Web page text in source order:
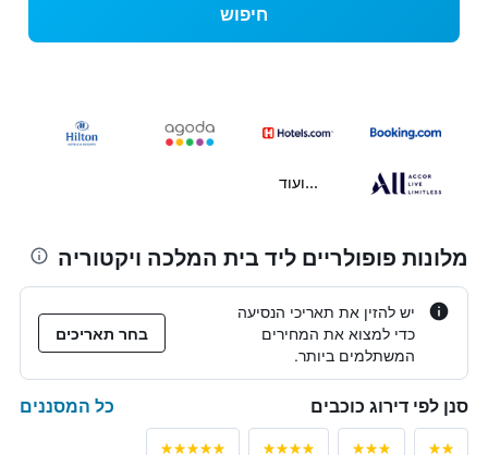
חיפוש
...ועוד
מלונות פופולריים ליד בית המלכה ויקטוריה
יש להזין את תאריכי הנסיעה
כדי למצוא את המחירים
המשתלמים ביותר.
בחר תאריכים
סנן לפי דירוג כוכבים כל המסננים